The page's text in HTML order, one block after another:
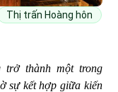
Thị trấn Hoàng hôn
trở thành một trong
sự kết hợp giữa kiến